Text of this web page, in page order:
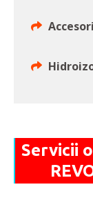
Servicii